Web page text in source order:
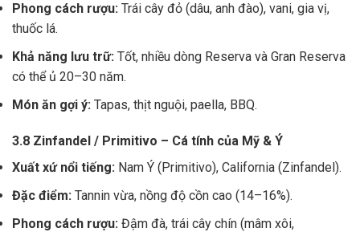
Phong cách rượu: Trái cây đỏ (dâu, anh đào), vani, gia vị,
thuốc lá.
Khả năng lưu trữ: Tốt, nhiều dòng Reserva và Gran Reserva
có thể ủ 20–30 năm.
Món ăn gợi ý: Tapas, thịt nguội, paella, BBQ.
3.8 Zinfandel / Primitivo – Cá tính của Mỹ & Ý
Xuất xứ nổi tiếng: Nam Ý (Primitivo), California (Zinfandel).
Đặc điểm: Tannin vừa, nồng độ cồn cao (14–16%).
Phong cách rượu: Đậm đà, trái cây chín (mâm xôi,